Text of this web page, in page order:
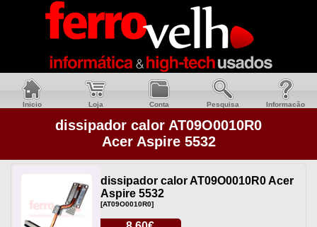
Inicio Loja Conta Pesquisa Informacão
dissipador calor AT09O0010R0
Acer Aspire 5532
dissipador calor AT09O0010R0 Acer
Aspire 5532
[AT09O0010R0]